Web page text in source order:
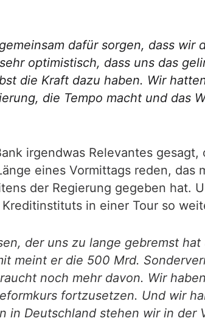
dafür sorgen, dass wir
optimistisch, dass uns das
die Kraft dazu haben. Wir
die Tempo macht und das
irgendwas Relevantes
eines Vormittags reden, das
der Regierung gegeben hat.
in einer Tour so
der uns zu lange gebremst
meint er die 500 Mrd.
noch mehr davon. Wir
fortzusetzen. Und wir
in Deutschland stehen wir in der